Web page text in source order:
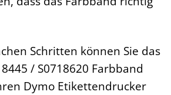
Schritten können Sie das
/ S0718620 Farbband
Dymo Etikettendrucker